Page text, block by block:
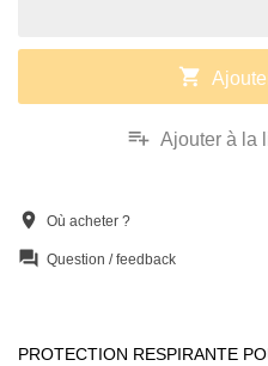
shopping_cart
playlist_add Ajouter à la
location_on Où acheter ?
question_answer Question / feedback
PROTECTION RESPIRANTE